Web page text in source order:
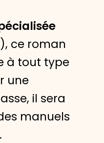
ce roman
à tout type
une
il sera
manuels